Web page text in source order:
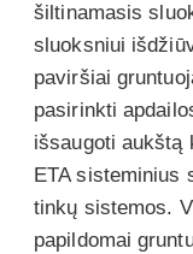
šiltinamasis
sluoksniui
paviršiai
pasirinkti
išsaugoti aukštą
ETA sisteminius
tinkų sistemos.
papildomai